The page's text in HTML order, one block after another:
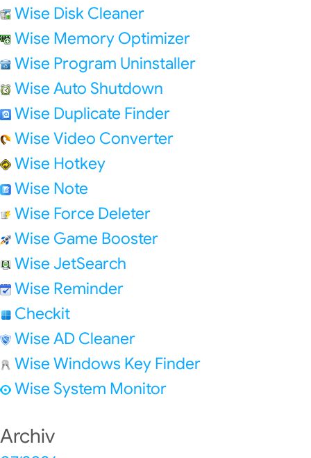
Wise Disk Cleaner
Wise Memory Optimizer
Wise Program Uninstaller
Wise Auto Shutdown
Wise Duplicate Finder
Wise Video Converter
Wise Hotkey
Wise Note
Wise Force Deleter
Wise Game Booster
Wise JetSearch
Wise Reminder
Checkit
Wise AD Cleaner
Wise Windows Key Finder
Wise System Monitor
Archiv